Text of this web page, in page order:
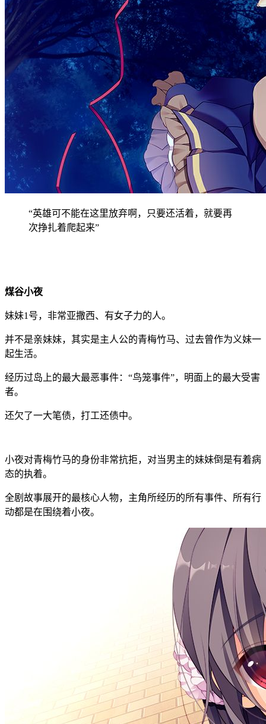
“英雄可不能在这里放弃啊，只要还活着，就要再
次挣扎着爬起来”
煤谷小夜
妹妹1号，非常亚撒西、有女子力的人。
并不是亲妹妹，其实是主人公的青梅竹马、过去曾作为义妹一
起生活。
经历过岛上的最大最恶事件：“鸟笼事件”，明面上的最大受害
者。
还欠了一大笔债，打工还债中。
小夜对青梅竹马的身份非常抗拒，对当男主的妹妹倒是有着病
态的执着。
全剧故事展开的最核心人物，主角所经历的所有事件、所有行
动都是在围绕着小夜。